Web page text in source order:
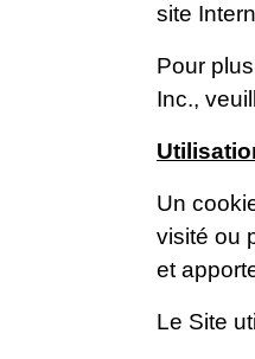
site
Pour
Inc.,
Un
visité ou
et
Le Site